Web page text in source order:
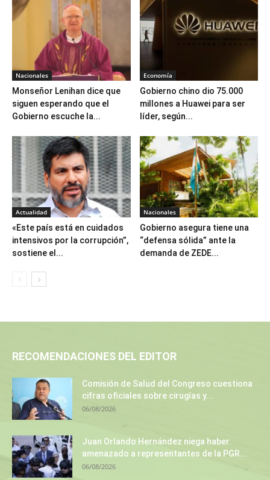
Nacionales
Monseñor Lenihan dice que
siguen esperando que el
Gobierno escuche la...
Economía
Gobierno chino dio 75.000
millones a Huawei para ser
líder, según...
Actualidad
«Este país está en cuidados
intensivos por la corrupción”,
sostiene el...
Nacionales
Gobierno asegura tiene una
“defensa sólida” ante la
demanda de ZEDE...
RECOMENDACIONES DEL EDITOR
Comisión de Salud del Congreso cuestiona
cifras oficiales sobre cirugías y...
06/08/2026
Juan Orlando Hernández niega haber
amenazado a representantes de la PGR...
06/08/2026